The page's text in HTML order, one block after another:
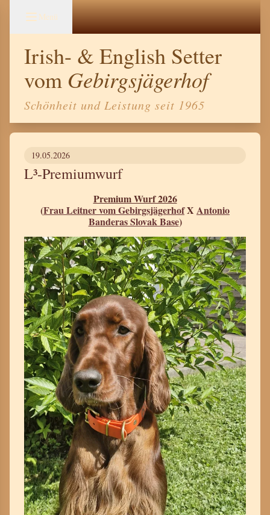
Menü
Irish- & English Setter
vom Gebirgsjägerhof
Schönheit und Leistung seit 1965
19.05.2026
L³-Premiumwurf
Premium Wurf 2026
(Frau Leitner vom GebirgsjägerhofX Antonio
Banderas Slovak Base)